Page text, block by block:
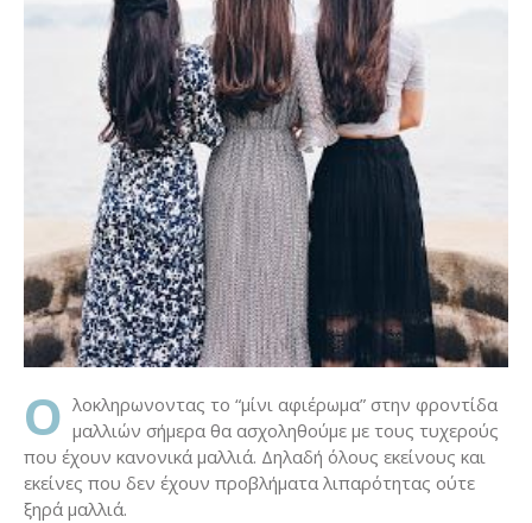
Ο λοκληρωνοντας το “μίνι αφιέρωμα” στην φροντίδα
μαλλιών σήμερα θα ασχοληθούμε με τους τυχερούς
που έχουν κανονικά μαλλιά. Δηλαδή όλους εκείνους και
εκείνες που δεν έχουν προβλήματα λιπαρότητας ούτε
ξηρά μαλλιά.